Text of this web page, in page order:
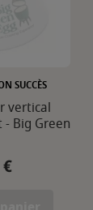
SUCCÈS
vertical
Big Green